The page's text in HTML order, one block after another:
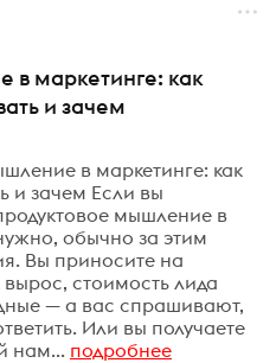
в маркетинге: как
и зачем
в маркетинге: как
и зачем Если вы
мышление в
обычно за этим
Вы приносите на
стоимость лида
— а вас спрашивают,
Или вы получаете
нам... подробнее